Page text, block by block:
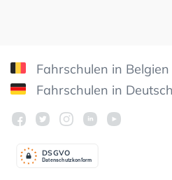
Fahrschulen in Belgien
Fahrschulen in
Datenschutzkonform
DSGVO